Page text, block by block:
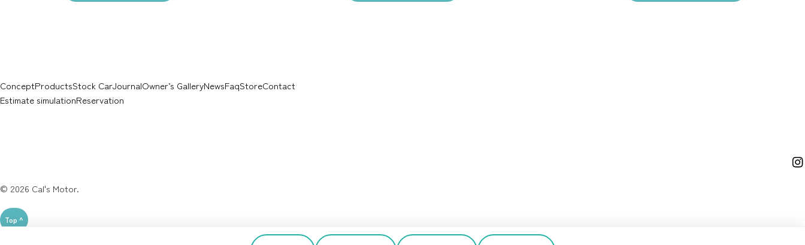
ConceptProductsStock CarJournalOwner’s GalleryNewsFaqStoreContact
Estimate simulationReservation
イ
© 2026 Cal's Motor.
Top ^